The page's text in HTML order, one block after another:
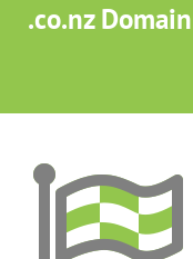
.co.nz Domain